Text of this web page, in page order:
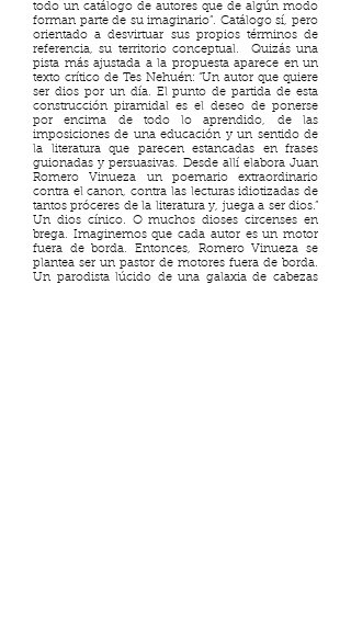
todo un catálogo de autores que de algún modo
forman parte de su imaginario”. Catálogo sí, pero
orientado a desvirtuar sus propios términos de
referencia, su territorio conceptual. Quizás una
pista más ajustada a la propuesta aparece en un
texto crítico de Tes Nehuén: “Un autor que quiere
ser dios por un día. El punto de partida de esta
construcción piramidal es el deseo de ponerse
por encima de todo lo aprendido, de las
imposiciones de una educación y un sentido de
la literatura que parecen estancadas en frases
guionadas y persuasivas. Desde allí elabora Juan
Romero Vinueza un poemario extraordinario
contra el canon, contra las lecturas idiotizadas de
tantos próceres de la literatura y, juega a ser dios.”
Un dios cínico. O muchos dioses circenses en
brega. Imaginemos que cada autor es un motor
fuera de borda. Entonces, Romero Vinueza se
plantea ser un pastor de motores fuera de borda.
Un parodista lúcido de una galaxia de cabezas